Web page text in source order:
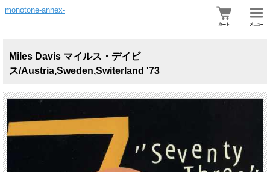
monotone-annex-
Miles Davis マイルス・デイビ
ス/Austria,Sweden,Switerland '73